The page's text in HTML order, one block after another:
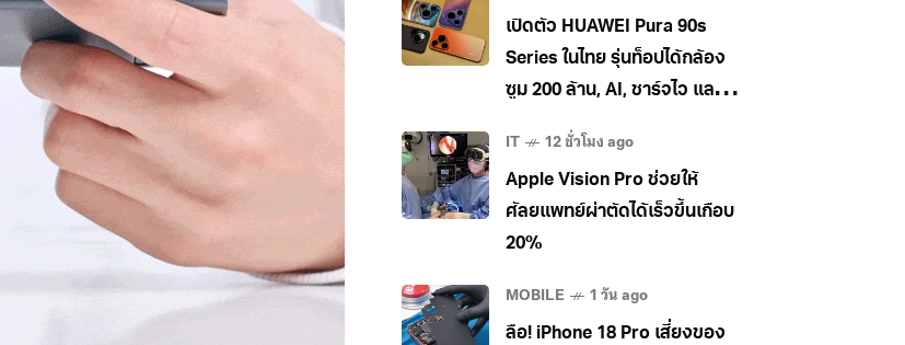
เปิดตัว HUAWEI Pura 90s
Series ในไทย รุ่นท็อปได้กล้อง
ซูม 200 ล้าน, AI, ชาร์จไว และใช้
IT 12 ชั่วโมง ago
Apple Vision Pro ช่วยให้
ศัลยแพทย์ผ่าตัดได้เร็วขึ้นเกือบ
20%
MOBILE 1 วัน ago
ลือ! iPhone 18 Pro เสี่ยงของ